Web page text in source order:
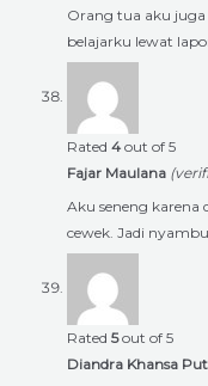
Orang tua aku
belajarku lewat
Rated 4 out of 5
Fajar Maulana
Aku seneng
cewek. Jadi
Rated 5out of 5
Diandra Khansa